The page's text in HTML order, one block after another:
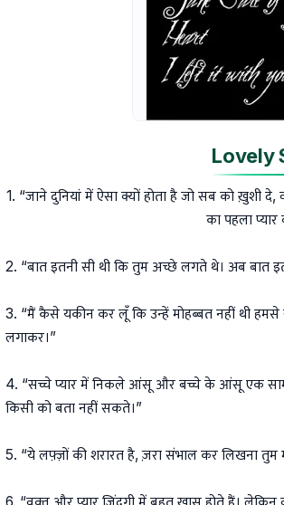
Lovely
1. “जाने दुनियां में ऐसा क्यों होता है जो सब को ख़ुशी दे,
का पहला प्यार
2. “बात इतनी सी थी कि तुम अच्छे लगते थे। अब बात
3. “मैं कैसे यकीन कर लूँ कि उन्हें मोहब्बत नहीं थी हमसे
लगाकर।”
4. “सच्चे प्यार में निकले आंसू और बच्चे के आंसू एक
किसी को बता नहीं सकते।”
5. “ये लफ़्ज़ों की शरारत है, ज़रा संभाल कर लिखना तुम